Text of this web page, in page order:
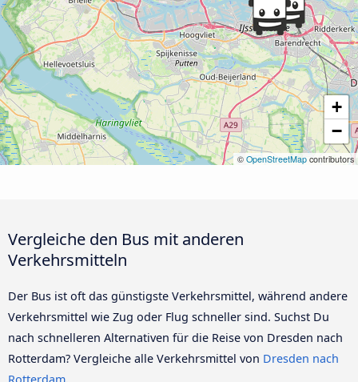
+
−
© OpenStreetMap contributors
Vergleiche den Bus mit anderen
Verkehrsmitteln
Der Bus ist oft das günstigste Verkehrsmittel, während andere
Verkehrsmittel wie Zug oder Flug schneller sind. Suchst Du
nach schnelleren Alternativen für die Reise von Dresden nach
Rotterdam? Vergleiche alle Verkehrsmittel von Dresden nach